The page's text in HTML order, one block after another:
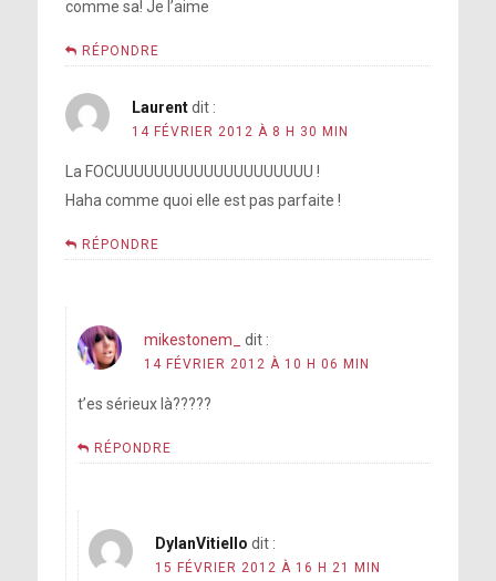
comme sa! Je l’aime
RÉPONDRE
Laurent dit :
14 FÉVRIER 2012 À 8 H 30 MIN
La FOCUUUUUUUUUUUUUUUUUUUU !
Haha comme quoi elle est pas parfaite !
RÉPONDRE
mikestonem_ dit :
14 FÉVRIER 2012 À 10 H 06 MIN
t’es sérieux là?????
RÉPONDRE
DylanVitiello dit :
15 FÉVRIER 2012 À 16 H 21 MIN